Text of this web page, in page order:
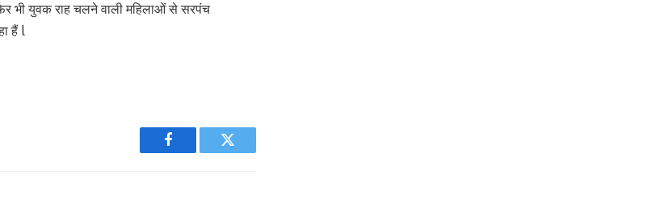
भी युवक राह चलने वाली महिलाओं से सरपंच
हैं l
Facebook Twitter